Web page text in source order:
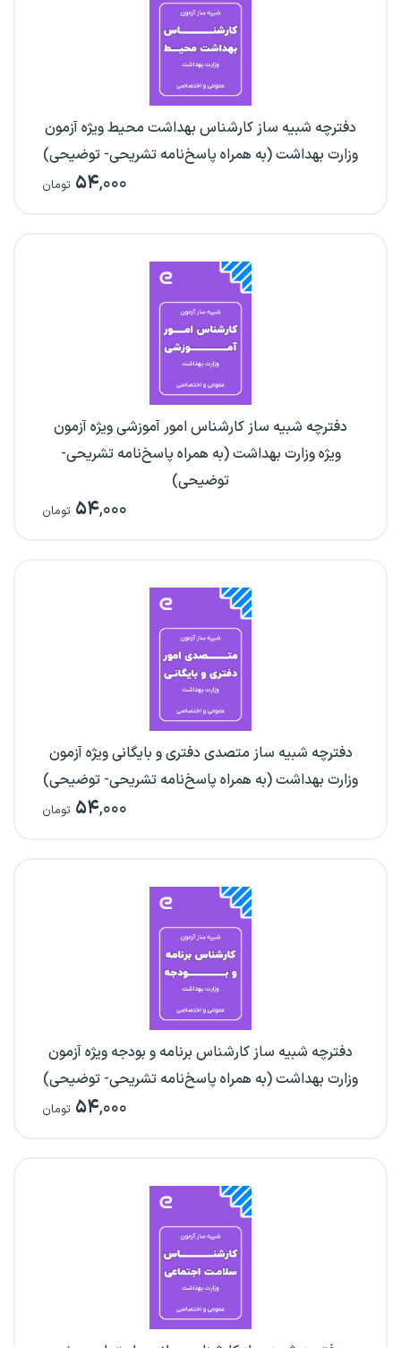
دفترچه شبیه ساز کارشناس بهداشت محیط ویژه آزمون
وزارت بهداشت (به همراه پاسخ‌نامه تشریحی- توضیحی)
۵۴,۰۰۰ تومان
دفترچه شبیه ساز کارشناس امور آموزشی ویژه آزمون
ویژه وزارت بهداشت (به همراه پاسخ‌نامه تشریحی-
توضیحی)
۵۴,۰۰۰ تومان
دفترچه شبیه ساز متصدی دفتری و بایگانی ویژه آزمون
وزارت بهداشت (به همراه پاسخ‌نامه تشریحی- توضیحی)
۵۴,۰۰۰ تومان
دفترچه شبیه ساز کارشناس برنامه و بودجه ویژه آزمون
وزارت بهداشت (به همراه پاسخ‌نامه تشریحی- توضیحی)
۵۴,۰۰۰ تومان